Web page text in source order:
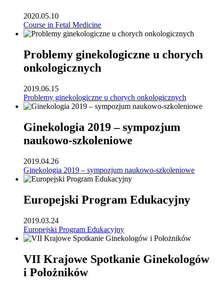
2020.05.10
Course in Fetal Medicine
Problemy ginekologiczne u chorych
onkologicznych
2019.06.15
Problemy ginekologiczne u chorych onkologicznych
Ginekologia 2019 – sympozjum
naukowo-szkoleniowe
2019.04.26
Ginekologia 2019 – sympozjum naukowo-szkoleniowe
Europejski Program Edukacyjny
2019.03.24
Europejski Program Edukacyjny
VII Krajowe Spotkanie Ginekologów
i Położników